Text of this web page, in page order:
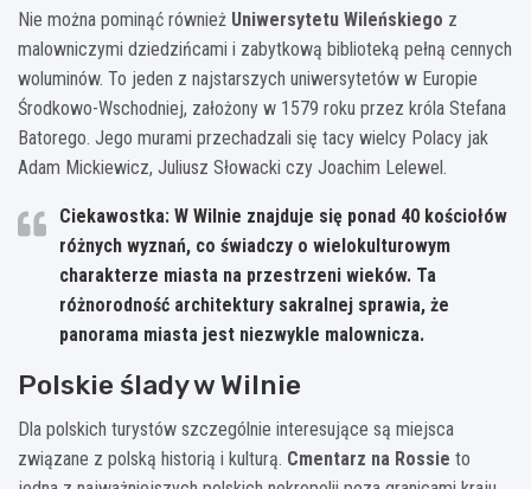
Nie można pominąć również Uniwersytetu Wileńskiego z
malowniczymi dziedzińcami i zabytkową biblioteką pełną cennych
woluminów. To jeden z najstarszych uniwersytetów w Europie
Środkowo-Wschodniej, założony w 1579 roku przez króla Stefana
Batorego. Jego murami przechadzali się tacy wielcy Polacy jak
Adam Mickiewicz, Juliusz Słowacki czy Joachim Lelewel.
Ciekawostka: W Wilnie znajduje się ponad 40 kościołów
różnych wyznań, co świadczy o wielokulturowym
charakterze miasta na przestrzeni wieków. Ta
różnorodność architektury sakralnej sprawia, że
panorama miasta jest niezwykle malownicza.
Polskie ślady w Wilnie
Dla polskich turystów szczególnie interesujące są miejsca
związane z polską historią i kulturą. Cmentarz na Rossie to